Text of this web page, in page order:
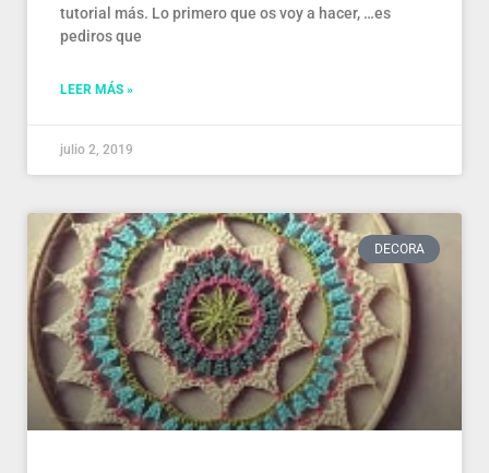
tutorial más. Lo primero que os voy a hacer, …es
pediros que
LEER MÁS »
julio 2, 2019
DECORA